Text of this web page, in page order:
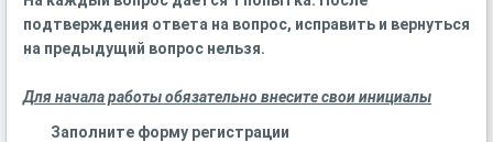
подтверждения ответа на вопрос, исправить и вернуться
на предыдущий вопрос нельзя.
Для начала работы обязательно внесите свои инициалы
Заполните форму регистрации